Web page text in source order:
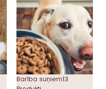
Barība suņiem13